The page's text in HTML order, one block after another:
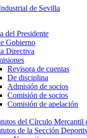
del Presidente
Gobierno
Directiva
Revisora de cuentas
De disciplina
Admisión de socios
Comisión de socios
Comisión de apelación
del Círculo Mercantil
de la Sección